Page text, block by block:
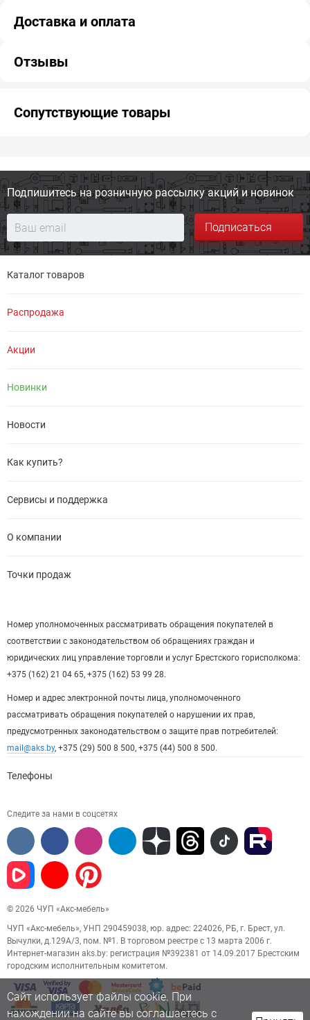
Доставка и оплата
Отзывы
Сопутствующие товары
Подпишитесь на розничную рассылку акций и новинок
Подписаться
Каталог товаров
Распродажа
Акции
Новинки
Новости
Как купить?
Сервисы и поддержка
О компании
Точки продаж
Номер уполномоченных рассматривать обращения покупателей в
соответствии с законодательством об обращениях граждан и
юридических лиц управление торговли и услуг Брестского горисполкома:
+375 (162) 21 04 65, +375 (162) 53 99 28.
Номер и адрес электронной почты лица, уполномоченного
рассматривать обращения покупателей о нарушении их прав,
предусмотренных законодательством о защите прав потребителей:
mail@aks.by, +375 (29) 500 8 500, +375 (44) 500 8 500.
Телефоны
Следите за нами в соцсетях
© 2026 ЧУП «Акс-мебель»
ЧУП «Акс-мебель», УНП 290459038, юр. адрес: 224026, РБ, г. Брест, ул.
Вычулки, д.129А/3, пом. №1. В торговом реестре с 13 марта 2006 г.
Интернет-магазин aks.by: регистрация №392381 от 14.09.2017 Брестским
городским исполнительным комитетом.
Сайт использует файлы cookie. При
нахождении на сайте вы соглашаетесь с